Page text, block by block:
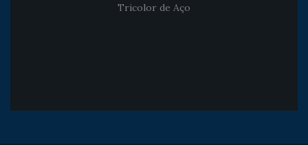
Tricolor de Aço